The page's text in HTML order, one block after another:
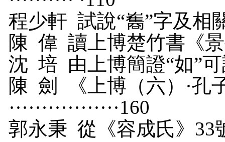
程少軒 試說“雟”字及相關問
陳 偉 讀上博楚竹書《景公
沈 培 由上博簡證“如”可訓
陳 劍
《上博（六）·
·················160
郭永秉 從《容成氏》 33